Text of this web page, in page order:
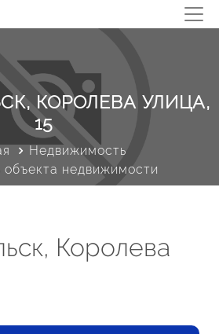
КОРОЛЕВА УЛИЦА,
15
Недвижимость
недвижимости
Королева